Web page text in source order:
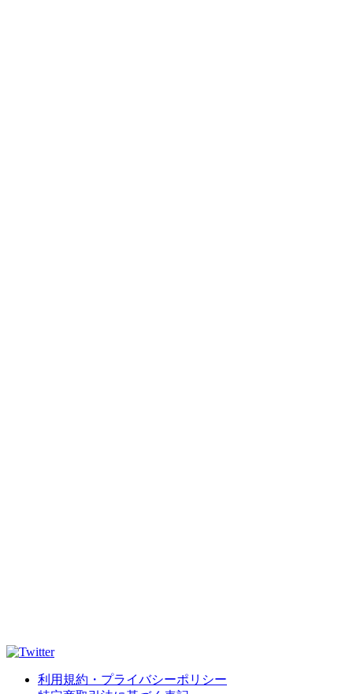
利用規約・プライバシーポリシー